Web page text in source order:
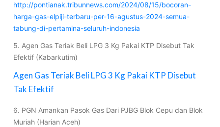
http://pontianak.tribunnews.com/2024/08/15/bocoran-
harga-gas-elpiji-terbaru-per-16-agustus-2024-semua-
tabung-di-pertamina-seluruh-indonesia
5. Agen Gas Teriak Beli LPG 3 Kg Pakai KTP Disebut Tak
Efektif (Kabarkutim)
Agen Gas Teriak Beli LPG 3 Kg Pakai KTP Disebut
Tak Efektif
6. PGN Amankan Pasok Gas Dari PJBG Blok Cepu dan Blok
Muriah (Harian Aceh)